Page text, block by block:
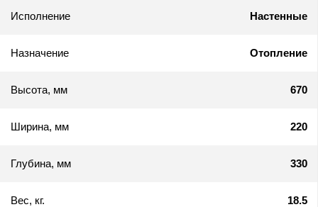
Исполнение Настенные
Назначение Отопление
Высота, мм 670
Ширина, мм 220
Глубина, мм 330
Вес, кг. 18.5